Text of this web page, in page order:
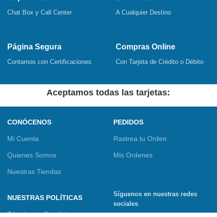
Chat Box y Call Center A Cualquier Destino
Página Segura
Contamos con Certificaciones
Compras Online
Con Tarjeta de Crédito o Débito
Aceptamos todas las tarjetas:
CONÓCENOS
Mi Cuenta
Quienes Somos
Nuestras Tiendas
PEDIDOS
Rastrea tu Orden
Mis Ordenes
NUESTRAS POLÍTICAS
Términos y Condiciones
Síguenos en nuestras redes
sociales